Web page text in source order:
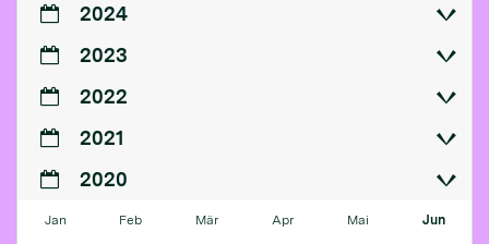
2024
2023
2022
2021
2020
Jan Feb Mär Apr Mai Jun